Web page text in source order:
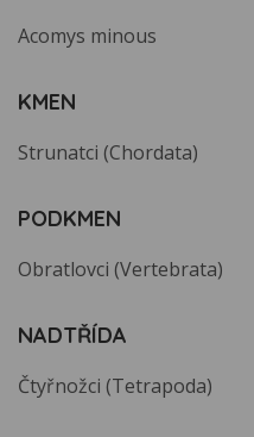
Acomys minous
KMEN
Strunatci (Chordata)
PODKMEN
Obratlovci (Vertebrata)
NADTŘÍDA
Čtyřnožci (Tetrapoda)